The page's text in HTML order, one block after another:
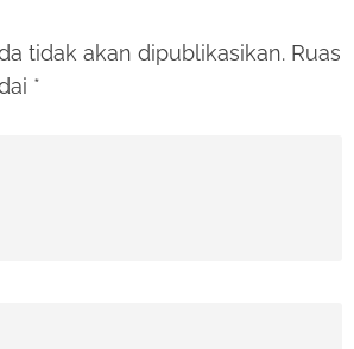
tidak akan dipublikasikan. Ruas
*